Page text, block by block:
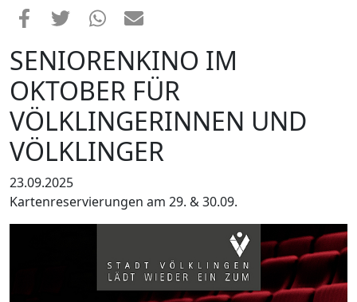
SENIORENKINO IM
OKTOBER FÜR
VÖLKLINGERINNEN UND
VÖLKLINGER
23.09.2025
Kartenreservierungen am 29. & 30.09.